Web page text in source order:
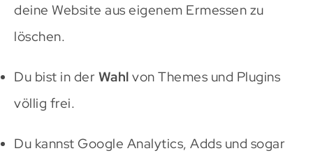
deine Website aus eigenem Ermessen zu
löschen.
Du bist in der Wahl von Themes und Plugins
völlig frei.
Du kannst Google Analytics, Adds und sogar